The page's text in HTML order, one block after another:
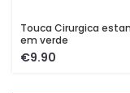
Touca Cirurgica
em verde
€